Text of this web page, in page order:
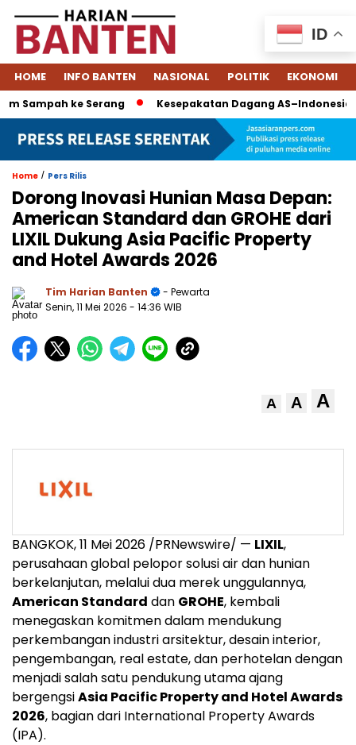
HOME INFO BANTEN NASIONAL POLITIK EKONOMI
ke Serang Kesepakatan Dagang AS–Indonesia: Tarif
Home / Pers Rilis
Dorong Inovasi Hunian Masa Depan:
American Standard dan GROHE dari
LIXIL Dukung Asia Pacific Property
and Hotel Awards 2026
Tim Harian Banten
- Pewarta
Senin, 11 Mei 2026 - 14:36 WIB
A A A
BANGKOK,11 Mei 2026 /PRNewswire/ — LIXIL,
perusahaan global pelopor solusi air dan hunian
berkelanjutan, melalui dua merek unggulannya,
American Standard dan GROHE, kembali
menegaskan komitmen dalam mendukung
perkembangan industri arsitektur, desain interior,
pengembangan, real estate, dan perhotelan dengan
menjadi salah satu pendukung utama ajang
bergengsiAsia Pacific Property and Hotel Awards
2026, bagian dari International Property Awards
(IPA).
ID